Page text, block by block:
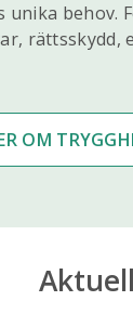
unika behov.
rättsskydd,
OM